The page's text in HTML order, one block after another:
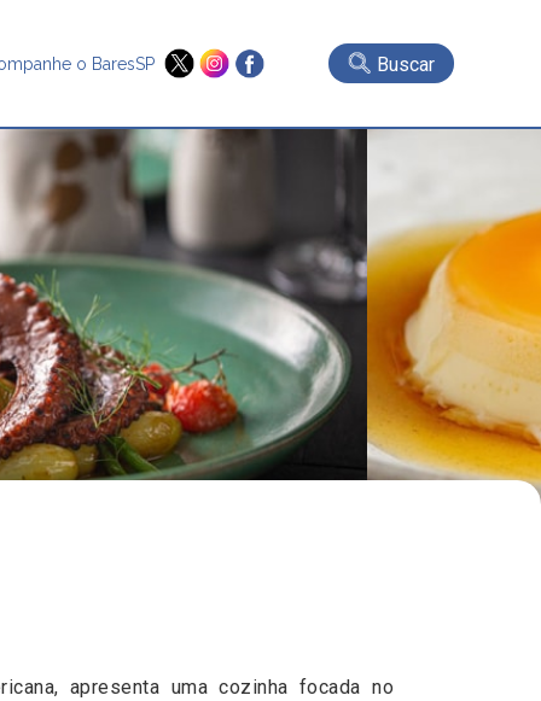
o BaresSP Buscar
apresenta uma cozinha focada no